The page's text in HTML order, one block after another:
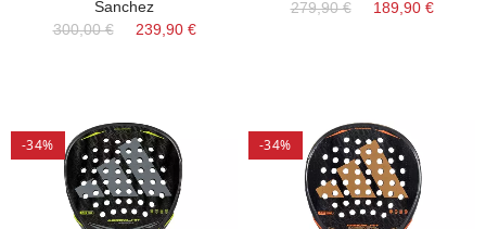
Sanchez
300,00 €
239,90 €
279,90 €
189,90 €
-34% -34%